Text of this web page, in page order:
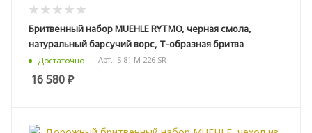
Бритвенный набор MUEHLE RYTMO, черная смола,
натуральный барсучий ворс, Т-образная бритва
Достаточно Арт.: S 81 M 226 SR
16 580₽